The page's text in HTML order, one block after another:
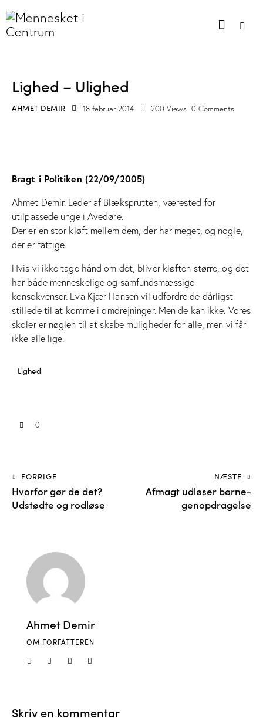
Lighed – Ulighed
AHMET DEMIR 18 februar 2014 200 Views 0 Comments
Bragt i Politiken (22/09/2005)
Ahmet Demir. Leder af Blæksprutten, værested for
utilpassede unge i Avedøre.
Der er en stor kløft mellem dem, der har meget, og nogle,
der er fattige.
Hvis vi ikke tage hånd om det, bliver kløften større, og det
har både menneskelige og samfundsmæssige
konsekvenser. Eva Kjær Hansen vil udfordre de dårligst
stillede til at komme i omdrejninger. Men de kan ikke. Vores
skoler er nøglen til at skabe muligheder for alle, men vi får
ikke alle lige.
Lighed
0
FORRIGE
Hvorfor gør de det?
Udstødte og rodløse
NÆSTE
Afmagt udløser børne-
genopdragelse
Ahmet Demir
OM FORFATTEREN
Skriv en kommentar